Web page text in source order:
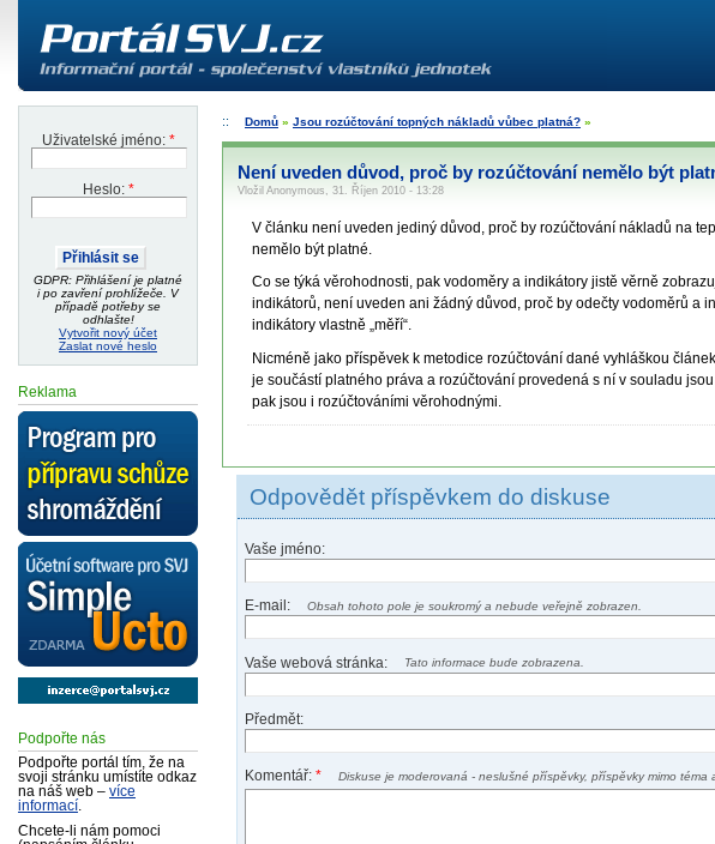
Uživatelské jméno: *
Heslo: *
GDPR: Přihlášení je platné
i po zavření prohlížeče. V
případě potřeby se
odhlašte!
Vytvořit nový účet
Zaslat nové heslo
Reklama
Podpořte nás
Podpořte portál tím, že na
svoji stránku umístíte odkaz
na náš web – více
informací
Chcete-li nám pomoci
Domů » Jsou rozúčtování topných nákladů vůbec platná? »
Není uveden důvod, proč by rozúčtování nemělo být
Vložil Anonymous, 31. Říjen 2010 - 13:28
V článku není uveden jediný důvod, proč by rozúčtování nákladů na
nemělo být platné.
Co se týká věrohodnosti, pak vodoměry a indikátory jistě věrně
indikátorů, není uveden ani žádný důvod, proč by odečty vodoměrů a
indikátory vlastně „měří“.
Nicméně jako příspěvek k metodice rozúčtování dané vyhláškou
je součástí platného práva a rozúčtování provedená s ní v souladu
pak jsou i rozúčtováními věrohodnými.
Odpovědět příspěvkem do diskuse
Vaše jméno:
E-mail: Obsah tohoto pole je soukromý a nebude veřejně zobrazen.
Vaše webová stránka: Tato informace bude zobrazena.
Předmět:
Komentář:* Diskuse je moderovaná - neslušné příspěvky, příspěvky mimo téma